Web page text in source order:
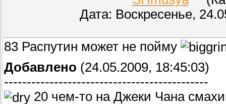
Дата: Воскресенье,
83 Распутин может не пойму
Добавлено (24.05.2009, 18:45:03)
---------------------------------------------
20 чем-то на Джеки Чана